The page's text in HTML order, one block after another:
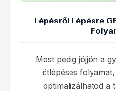
Lépésről Lépésre
Most pedig jöjjön a
ötlépéses
optimalizálhatod a